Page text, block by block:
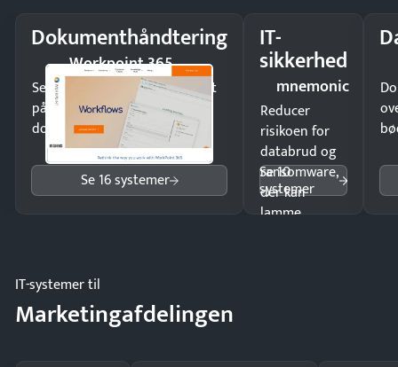
Dokumenthåndtering
Workpoint 365
Send kontrakter til underskrift
på minutter og mist ingen
dokumenter.
Se 16 systemer
IT-
sikkerhed
mnemonic
Reducer
risikoen for
databrud og
ransomware,
der kan
lamme
Se 10
systemer
IT-systemer til
Marketingafdelingen